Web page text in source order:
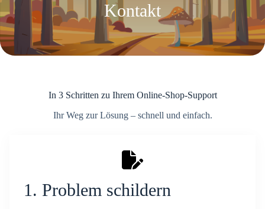
Kontakt
In 3 Schritten zu Ihrem Online-Shop-Support
Ihr Weg zur Lösung – schnell und einfach.
1. Problem schildern